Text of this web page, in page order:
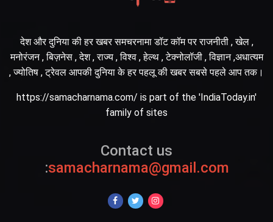
देश और दुनिया की हर खबर समचरनामा डॉट कॉम पर राजनीती , खेल ,
मनोरंजन , बिज़नेस , देश , राज्य , विश्व , हेल्थ , टेक्नोलॉजी , विज्ञान ,अधात्यम
, ज्योतिष , ट्रेवल आपकी दुनिया के हर पहलू की खबर सबसे पहले आप तक।
https://samacharnama.com/ is part of the 'IndiaToday.in'
family of sites
Contact us
:samacharnama@gmail.com